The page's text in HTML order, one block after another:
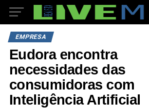
EMPRESA
Eudora encontra
necessidades das
consumidoras com
Inteligência Artificial